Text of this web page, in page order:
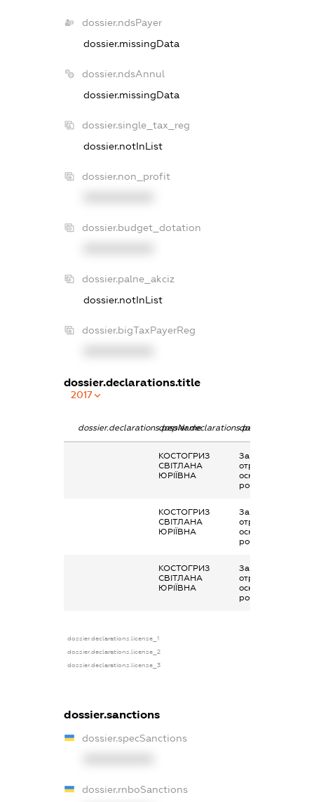
dossier.ndsPayer
dossier.missingData
dossier.ndsAnnul
dossier.missingData
dossier.single_tax_reg
dossier.notInList
dossier.non_profit
dossier.budget_dotation
dossier.palne_akciz
dossier.notInList
dossier.bigTaxPayerReg
dossier.declarations.title
2017
dossier.declarations.pepNamedossier.declarations.personName
КОСТОГРИЗ
СВІТЛАНА
ЮРІЇВНА
Заробітна плата
отримана за
основним місцем
роботи
КОСТОГРИЗ
СВІТЛАНА
ЮРІЇВНА
Заробітна плата
отримана за
основним місцем
роботи
КОСТОГРИЗ
СВІТЛАНА
ЮРІЇВНА
Заробітна плата
отримана за
основним місцем
роботи
dossier.declarations.license_1
dossier.declarations.license_2
dossier.declarations.license_3
dossier.sanctions
dossier.specSanctions
dossier.rnboSanctions